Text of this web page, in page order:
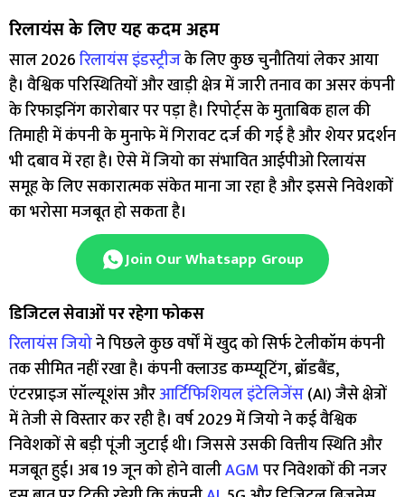
रिलायंस के लिए यह कदम अहम
साल 2026रिलायंस इंडस्ट्रीजके लिए कुछ चुनौतियां लेकर आया
है। वैश्विक परिस्थितियों और खाड़ी क्षेत्र में जारी तनाव का असर कंपनी
के रिफाइनिंग कारोबार पर पड़ा है। रिपोर्ट्स के मुताबिक हाल की
तिमाही में कंपनी के मुनाफे में गिरावट दर्ज की गई है और शेयर प्रदर्शन
भी दबाव में रहा है। ऐसे में जियो का संभावित आईपीओ रिलायंस
समूह के लिए सकारात्मक संकेत माना जा रहा है और इससे निवेशकों
का भरोसा मजबूत हो सकता है।
Join Our Whatsapp Group
डिजिटल सेवाओं पर रहेगा फोकस
रिलायंस जियोने पिछले कुछ वर्षों में खुद को सिर्फ टेलीकॉम कंपनी
तक सीमित नहीं रखा है। कंपनी क्लाउड कम्प्यूटिंग, ब्रॉडबैंड,
एंटरप्राइज सॉल्यूशंस औरआर्टिफिशियल इंटेलिजेंस(AI) जैसे क्षेत्रों
में तेजी से विस्तार कर रही है। वर्ष 2029 में जियो ने कई वैश्विक
निवेशकों से बड़ी पूंजी जुटाई थी। जिससे उसकी वित्तीय स्थिति और
मजबूत हुई। अब 19 जून को होने वालीAGMपर निवेशकों की नजर